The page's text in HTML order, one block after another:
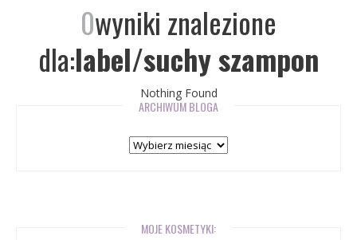
0wyniki znalezione
dla:label/suchy szampon
Nothing Found
ARCHIWUM BLOGA
Archiwum
MOJE KOSMETYKI: